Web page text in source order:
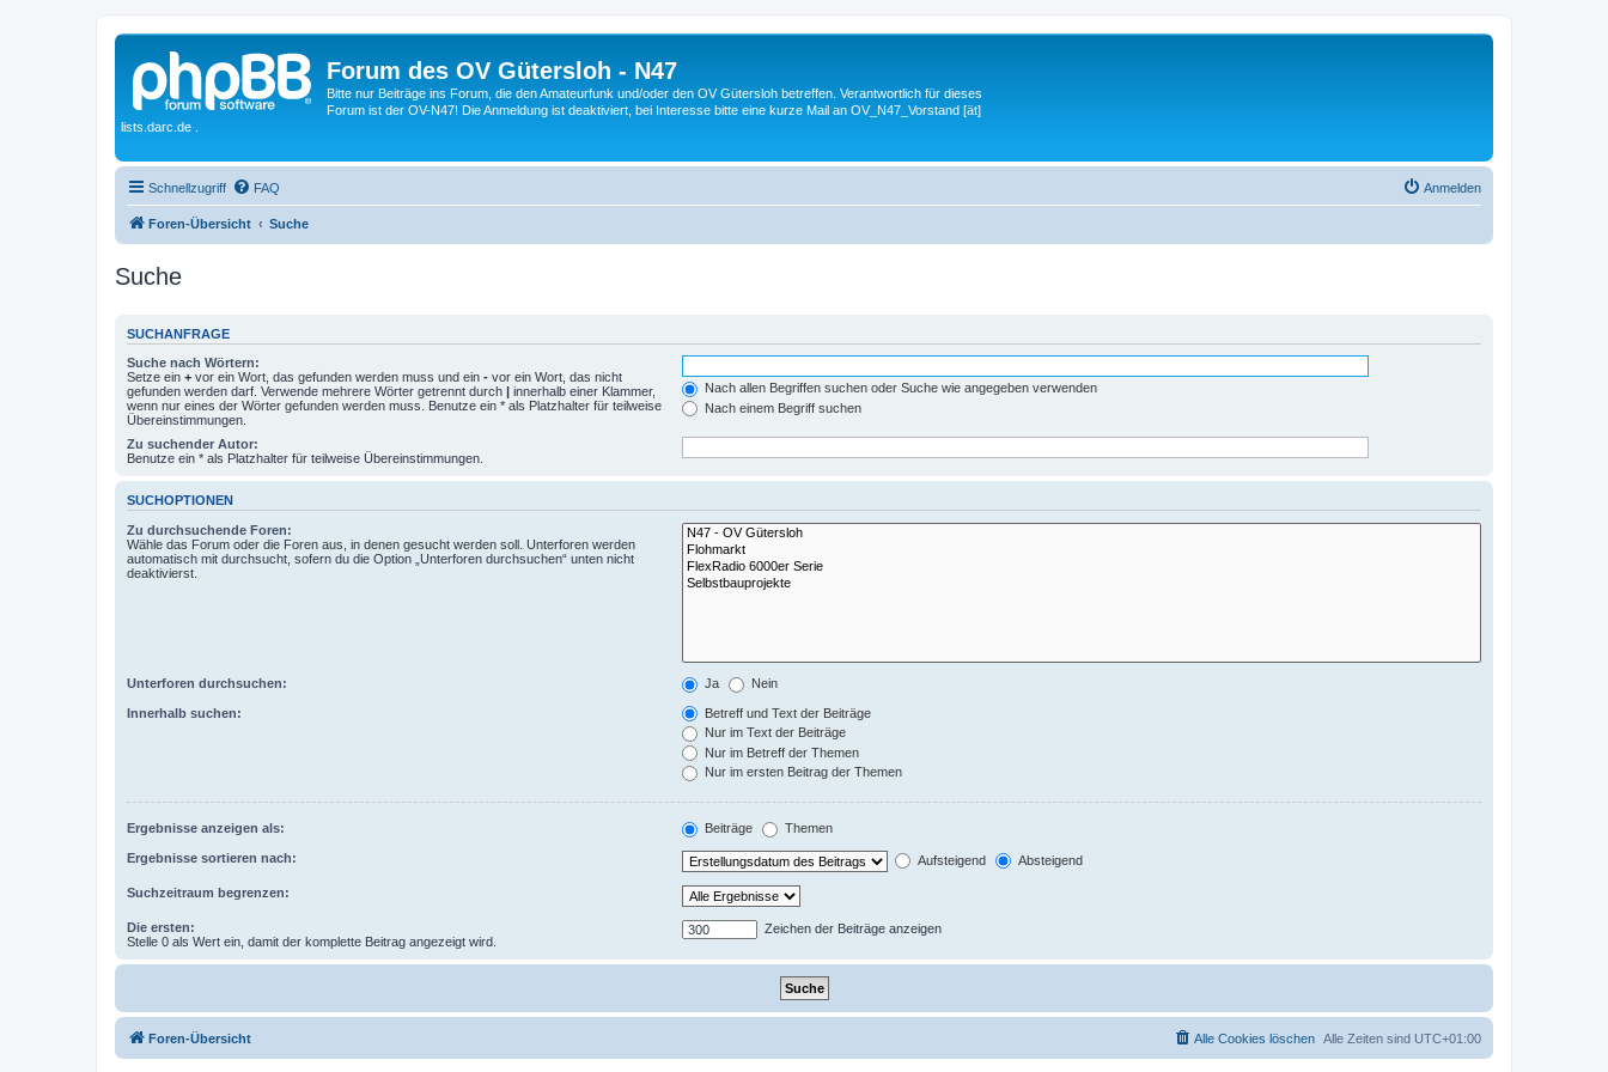
Forum des OV Gütersloh - N47
Bitte nur Beiträge ins Forum, die den Amateurfunk und/oder den OV Gütersloh betreffen. Verantwortlich für dieses
Forum ist der OV-N47! Die Anmeldung ist deaktiviert, bei Interesse bitte eine kurze Mail an OV_N47_Vorstand [ät]
lists.darc.de .
Schnellzugriff FAQ Anmelden
Foren-Übersicht Suche
Suche
SUCHANFRAGE
Suche nach Wörtern:
Setze ein + vor ein Wort, das gefunden werden muss und ein - vor ein Wort, das nicht
gefunden werden darf. Verwende mehrere Wörter getrennt durch | innerhalb einer Klammer,
wenn nur eines der Wörter gefunden werden muss. Benutze ein * als Platzhalter für teilweise
Übereinstimmungen.
Nach allen Begriffen suchen oder Suche wie angegeben verwenden
Nach einem Begriff suchen
Zu suchender Autor:
Benutze ein * als Platzhalter für teilweise Übereinstimmungen.
SUCHOPTIONEN
Zu durchsuchende Foren:
Wähle das Forum oder die Foren aus, in denen gesucht werden soll. Unterforen werden
automatisch mit durchsucht, sofern du die Option „Unterforen durchsuchen“ unten nicht
deaktivierst.
Unterforen durchsuchen: Ja Nein
Innerhalb suchen:
Betreff und Text der Beiträge
Nur im Text der Beiträge
Nur im Betreff der Themen
Nur im ersten Beitrag der Themen
Ergebnisse anzeigen als: Beiträge Themen
Ergebnisse sortieren nach: Aufsteigend Absteigend
Suchzeitraum begrenzen:
Die ersten:
Stelle 0 als Wert ein, damit der komplette Beitrag angezeigt wird.
Zeichen der Beiträge anzeigen
Foren-Übersicht Alle Zeiten sind UTC+01:00
Alle Cookies löschen